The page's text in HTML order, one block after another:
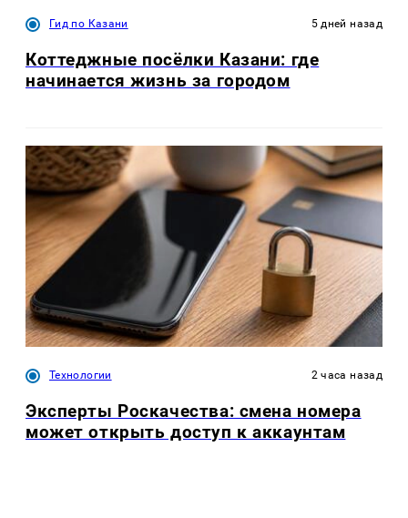
Гид по Казани 5 дней назад
Коттеджные посёлки Казани: где
начинается жизнь за городом
Технологии 2 часа назад
Эксперты Роскачества: смена номера
может открыть доступ к аккаунтам